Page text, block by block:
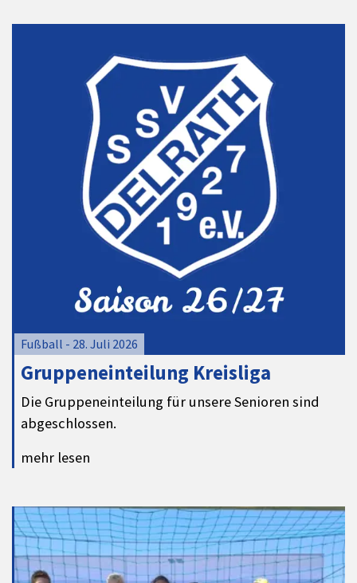
Fußball - 28. Juli 2026
Gruppeneinteilung Kreisliga
Die Gruppeneinteilung für unsere Senioren sind
abgeschlossen.
mehr lesen